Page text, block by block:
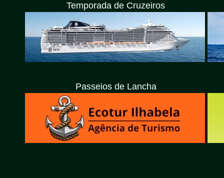
Temporada de Cruzeiros
Passeios de Lancha